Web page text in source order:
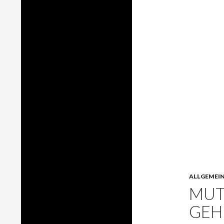
ALLGEMEIN